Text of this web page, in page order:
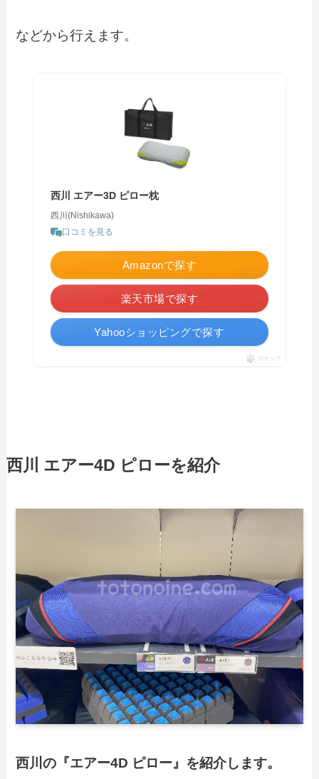
などから行えます。
西川 エアー3D ピロー枕
西川(Nishikawa)
口コミを見る
Amazonで探す
楽天市場で探す
Yahooショッピングで探す
ポチップ
西川 エアー4D ピローを紹介
西川の『エアー4D ピロー』を紹介します。